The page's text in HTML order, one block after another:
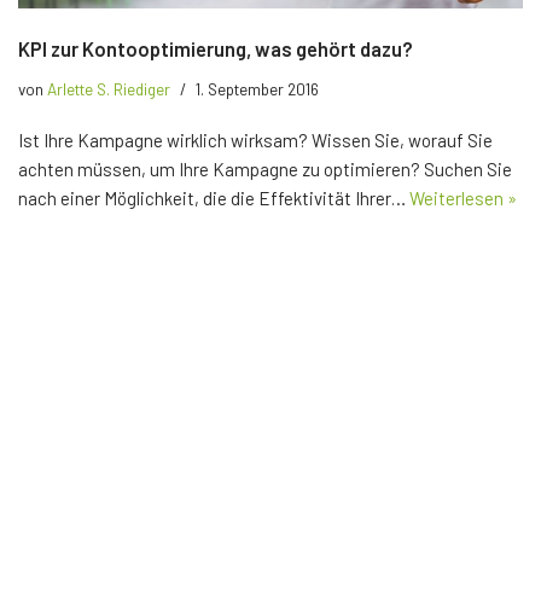
KPI zur Kontooptimierung, was gehört dazu?
von Arlette S. Riediger 1. September 2016
Ist Ihre Kampagne wirklich wirksam? Wissen Sie, worauf Sie
achten müssen, um Ihre Kampagne zu optimieren? Suchen Sie
nach einer Möglichkeit, die die Effektivität Ihrer… Weiterlesen »